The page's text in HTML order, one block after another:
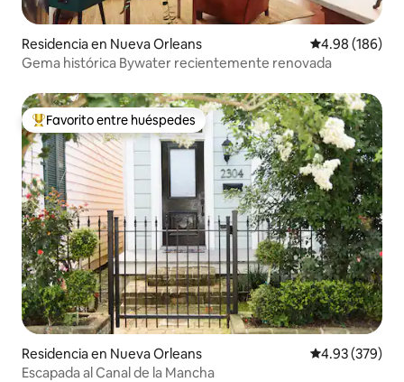
Residencia en Nueva Orleans Calificación
4.98 (186)
Gema histórica Bywater recientemente renovada
De los mejores en Favorito entre huéspedes
Favorito entre huéspedes
Residencia en Nueva Orleans Calificación
4.93 (379)
Escapada al Canal de la Mancha